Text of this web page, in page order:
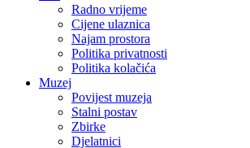
Radno vrijeme
Cijene ulaznica
Najam prostora
Politika privatnosti
Politika kolačića
Muzej
Povijest muzeja
Stalni postav
Zbirke
Djelatnici